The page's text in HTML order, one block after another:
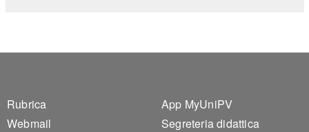
Footer 1
Rubrica
Webmail
Footer 2
App MyUniPV
Segreteria didattica